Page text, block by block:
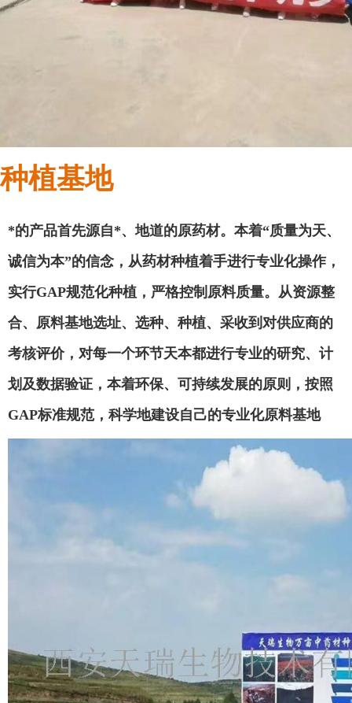
种植基地
*的产品首先源自*、地道的原药材。本着“质量为天、
诚信为本”的信念，从药材种植着手进行专业化操作，
实行GAP规范化种植，严格控制原料质量。从资源整
合、原料基地选址、选种、种植、采收到对供应商的
考核评价，对每一个环节天本都进行专业的研究、计
划及数据验证，本着环保、可持续发展的原则，按照
GAP标准规范，科学地建设自己的专业化原料基地